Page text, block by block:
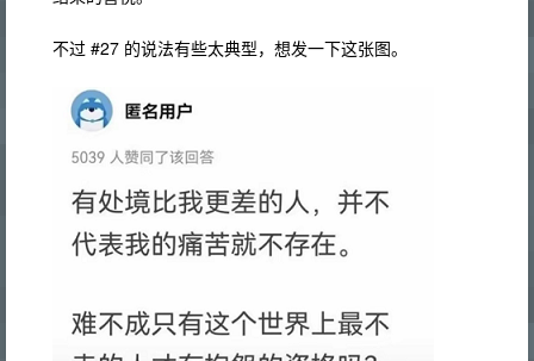
不过 #27 的说法有些太典型，想发一下这张图。